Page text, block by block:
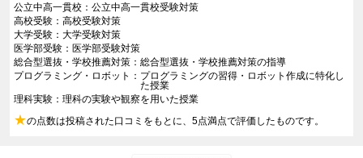
公立中高一貫校
公立中高一貫校受験対策
高校受験
高校受験対策
大学受験
大学受験対策
医学部受験
医学部受験対策
総合型選抜・学校推薦対策
総合型選抜・学校推薦対策の指導
プログラミング・ロボット
プログラミングの習得・ロボット作成に特化し
た授業
理科実験
理科の実験や観察を用いた授業
★の点数は投稿された口コミをもとに、5点満点で評価したものです。